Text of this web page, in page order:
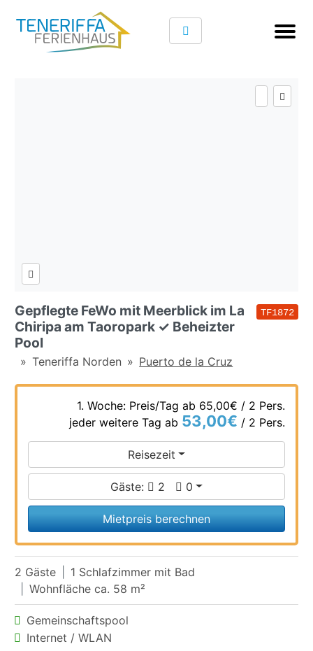
TF1872
Gepflegte FeWo mit Meerblick im La
Chiripa am Taoropark ✓ Beheizter
Pool
Teneriffa Norden Puerto de la Cruz
1. Woche: Preis/Tag ab 65,00€ / 2 Pers.
jeder weitere Tag ab 53,00€ / 2 Pers.
Reisezeit
Gäste: 2 0
Mietpreis berechnen
2 Gäste
1 Schlafzimmer mit Bad
Wohnfläche ca. 58 m²
Gemeinschaftspool
Internet / WLAN